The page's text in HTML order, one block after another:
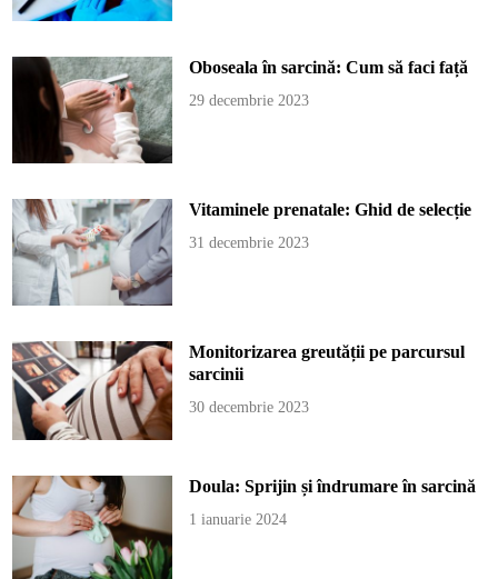
Oboseala în sarcină: Cum să faci față
29 decembrie 2023
Vitaminele prenatale: Ghid de selecție
31 decembrie 2023
Monitorizarea greutății pe parcursul
sarcinii
30 decembrie 2023
Doula: Sprijin și îndrumare în sarcină
1 ianuarie 2024